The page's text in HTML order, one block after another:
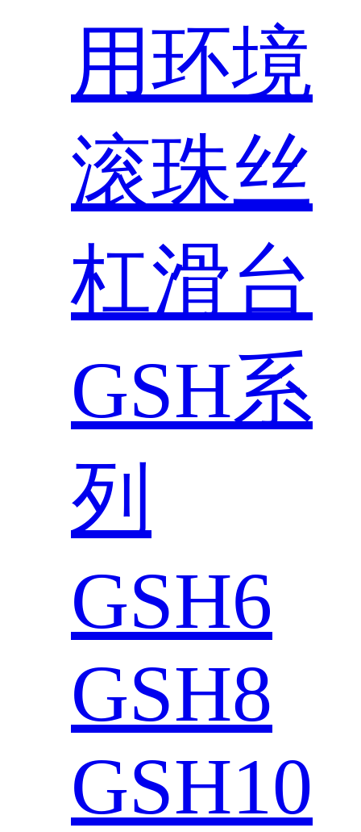
用环境
滚珠丝
杠滑台
GSH系
列
GSH6
GSH8
GSH10